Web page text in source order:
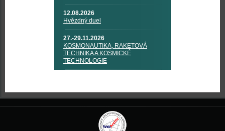
12.08.2026
Hvězdný duel
27.-29.11.2026
KOSMONAUTIKA, RAKETOVÁ
TECHNIKA A KOSMICKÉ
TECHNOLOGIE